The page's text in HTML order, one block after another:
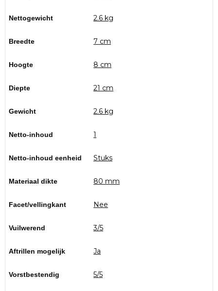
Nettogewicht 2.6 kg
Breedte 7 cm
Hoogte 8 cm
Diepte 21 cm
Gewicht 2.6 kg
Netto-inhoud 1
Netto-inhoud eenheid Stuks
Materiaal dikte 80 mm
Facet/vellingkant Nee
Vuilwerend 3/5
Aftrillen mogelijk Ja
Vorstbestendig 5/5